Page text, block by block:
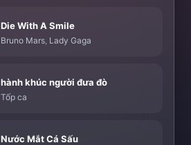
Die With A Smile
Bruno Mars, Lady Gaga
hành khúc người đưa đò
Tốp ca
Nước Mắt Cá Sấu